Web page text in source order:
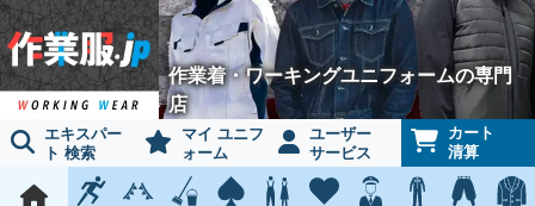
作業着・ワーキングユニフォームの専門
店
エキスパー
ト 検索
マイ ユニフ
ォーム
ユーザー
サービス
カート
清算